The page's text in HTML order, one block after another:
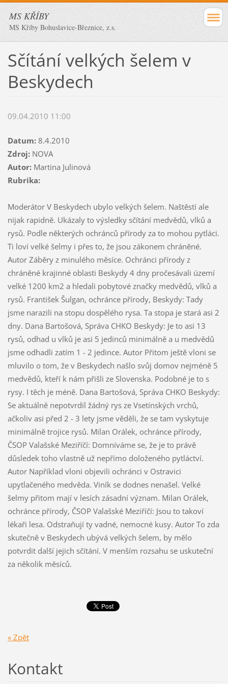
MS KŘÍBY
MS Kříby Bohuslavice-Březnice, z.s.
Sčítání velkých šelem v
Beskydech
09.04.2010 11:00
Datum:8.4.2010
Zdroj:NOVA
Autor:Martina Julinová
Rubrika:
Moderátor V Beskydech ubylo velkých šelem. Naštěstí ale
nijak rapidně. Ukázaly to výsledky sčítání medvědů, vlků a
rysů. Podle některých ochránců přírody za to mohou pytláci.
Ti loví velké šelmy i přes to, že jsou zákonem chráněné.
Autor Záběry z minulého měsíce. Ochránci přírody z
chráněné krajinné oblasti Beskydy 4 dny pročesávali území
velké 1200 km2 a hledali pobytové značky medvědů, vlků a
rysů. František Šulgan, ochránce přírody, Beskydy: Tady
jsme narazili na stopu dospělého rysa. Ta stopa je stará asi 2
dny. Dana Bartošová, Správa CHKO Beskydy: Je to asi 13
rysů, odhad u vlků je asi 5 jedinců minimálně a u medvědů
jsme odhadli zatím 1 - 2 jedince. Autor Přitom ještě vloni se
mluvilo o tom, že v Beskydech našlo svůj domov nejméně 5
medvědů, kteří k nám přišli ze Slovenska. Podobné je to s
rysy. I těch je méně. Dana Bartošová, Správa CHKO Beskydy:
Se aktuálně nepotvrdil žádný rys ze Vsetínských vrchů,
ačkoliv asi před 2 - 3 lety jsme věděli, že se tam vyskytuje
minimálně trojice rysů. Milan Orálek, ochránce přírody,
ČSOP Valašské Meziříčí: Domníváme se, že je to právě
důsledek toho vlastně už nepřímo doloženého pytláctví.
Autor Například vloni objevili ochránci v Ostravici
upytlačeného medvěda. Viník se dodnes nenašel. Velké
šelmy přitom mají v lesích zásadní význam. Milan Orálek,
ochránce přírody, ČSOP Valašské Meziříčí: Jsou to takoví
lékaři lesa. Odstraňují ty vadné, nemocné kusy. Autor To zda
skutečně v Beskydech ubývá velkých šelem, by mělo
potvrdit další jejich sčítání. V menším rozsahu se uskuteční
za několik měsíců.
« Zpět
Kontakt